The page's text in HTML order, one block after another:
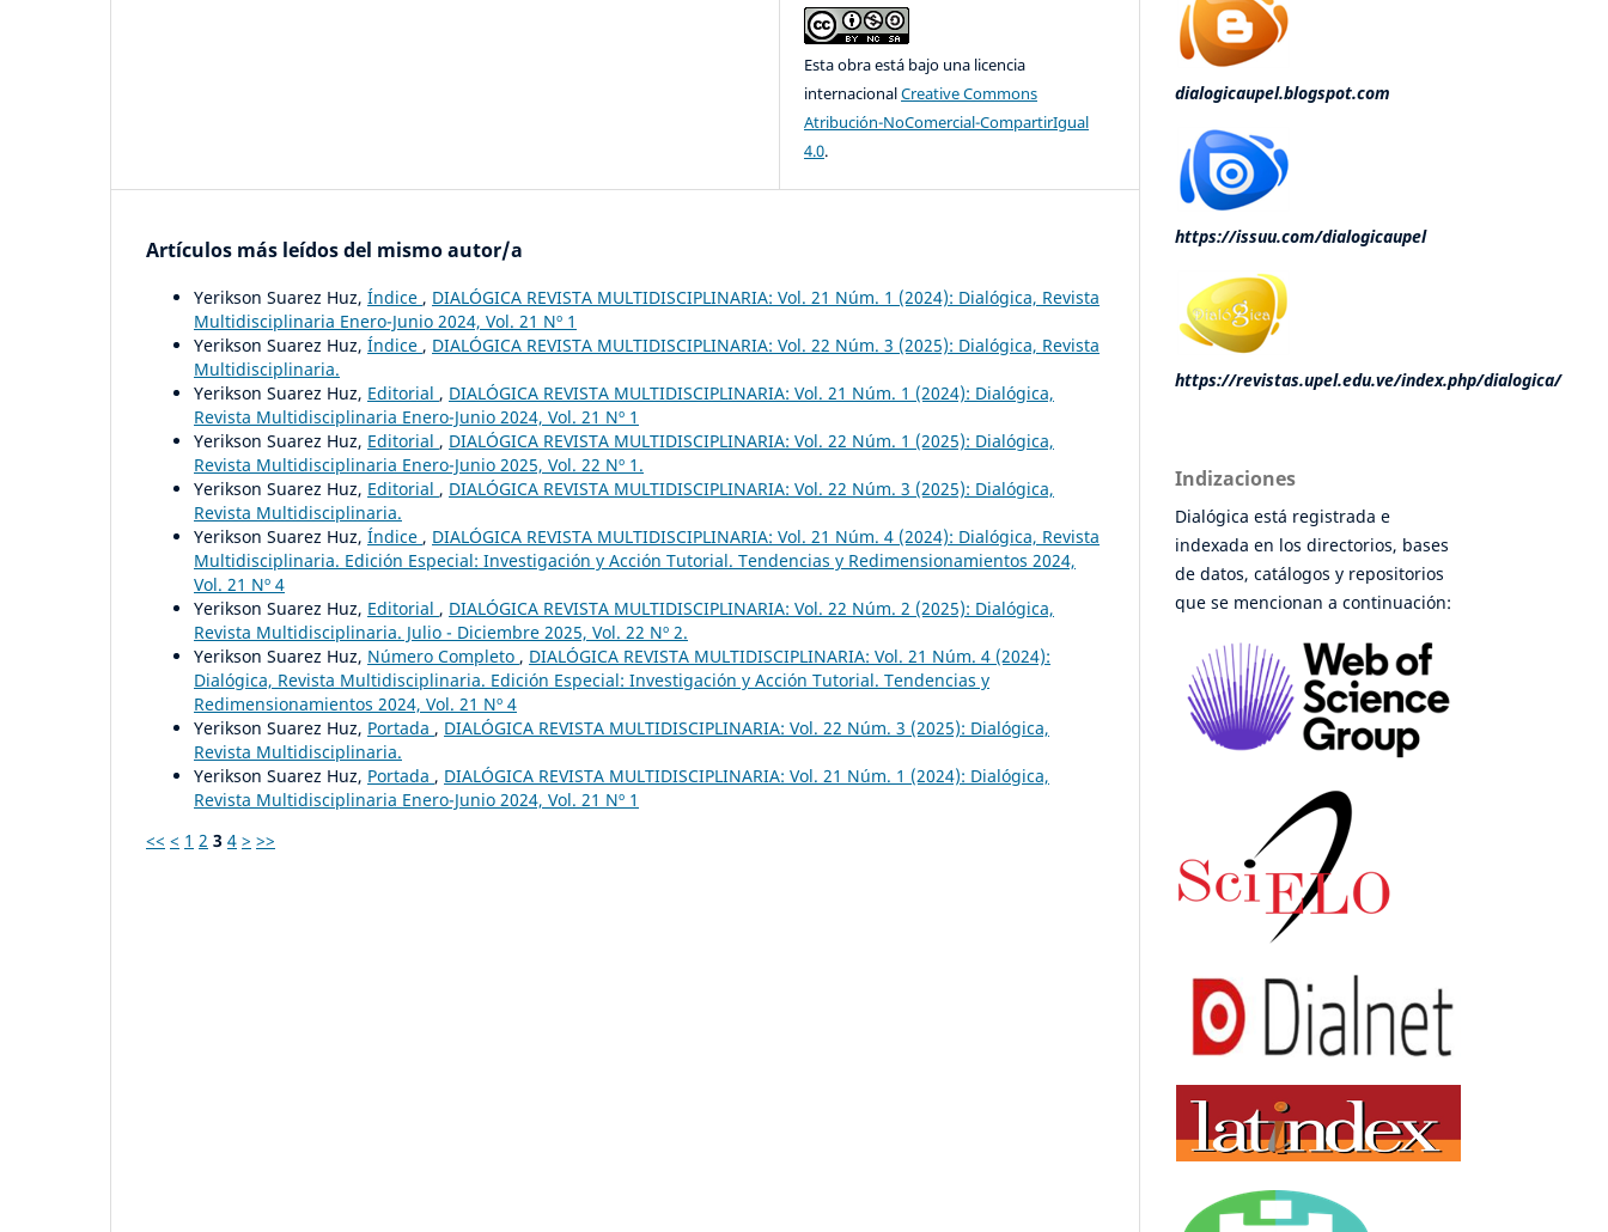
Esta obra está bajo una licencia
internacionalCreative Commons
Atribución-NoComercial-CompartirIgual
4.0.
Artículos más leídos del mismo autor/a
Yerikson Suarez Huz, Índice , DIALÓGICA REVISTA MULTIDISCIPLINARIA: Vol. 21 Núm. 1 (2024): Dialógica, Revista
Multidisciplinaria Enero-Junio 2024, Vol. 21 Nº 1
Yerikson Suarez Huz, Índice , DIALÓGICA REVISTA MULTIDISCIPLINARIA: Vol. 22 Núm. 3 (2025): Dialógica, Revista
Multidisciplinaria.
Yerikson Suarez Huz, Editorial , DIALÓGICA REVISTA MULTIDISCIPLINARIA: Vol. 21 Núm. 1 (2024): Dialógica,
Revista Multidisciplinaria Enero-Junio 2024, Vol. 21 Nº 1
Yerikson Suarez Huz, Editorial , DIALÓGICA REVISTA MULTIDISCIPLINARIA: Vol. 22 Núm. 1 (2025): Dialógica,
Revista Multidisciplinaria Enero-Junio 2025, Vol. 22 Nº 1.
Yerikson Suarez Huz, Editorial , DIALÓGICA REVISTA MULTIDISCIPLINARIA: Vol. 22 Núm. 3 (2025): Dialógica,
Revista Multidisciplinaria.
Yerikson Suarez Huz, Índice , DIALÓGICA REVISTA MULTIDISCIPLINARIA: Vol. 21 Núm. 4 (2024): Dialógica, Revista
Multidisciplinaria. Edición Especial: Investigación y Acción Tutorial. Tendencias y Redimensionamientos 2024,
Vol. 21 Nº 4
Yerikson Suarez Huz, Editorial , DIALÓGICA REVISTA MULTIDISCIPLINARIA: Vol. 22 Núm. 2 (2025): Dialógica,
Revista Multidisciplinaria. Julio - Diciembre 2025, Vol. 22 Nº 2.
Yerikson Suarez Huz, Número Completo , DIALÓGICA REVISTA MULTIDISCIPLINARIA: Vol. 21 Núm. 4 (2024):
Dialógica, Revista Multidisciplinaria. Edición Especial: Investigación y Acción Tutorial. Tendencias y
Redimensionamientos 2024, Vol. 21 Nº 4
Yerikson Suarez Huz, Portada , DIALÓGICA REVISTA MULTIDISCIPLINARIA: Vol. 22 Núm. 3 (2025): Dialógica,
Revista Multidisciplinaria.
Yerikson Suarez Huz, Portada , DIALÓGICA REVISTA MULTIDISCIPLINARIA: Vol. 21 Núm. 1 (2024): Dialógica,
Revista Multidisciplinaria Enero-Junio 2024, Vol. 21 Nº 1
<< < 1 2 3 4 > >>
dialogicaupel.blogspot.com
https://issuu.com/dialogicaupel
https://revistas.upel.edu.ve/index.php/dialogica/
Indizaciones
Dialógica está registrada e
indexada en los directorios, bases
de datos, catálogos y repositorios
que se mencionan a continuación: